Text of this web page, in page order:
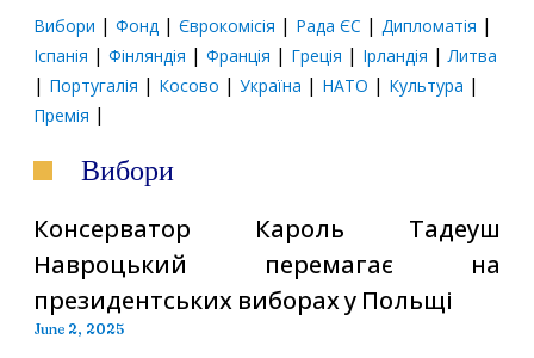
Вибори | Фонд | Єврокомісія | Рада ЄС | Дипломатія |
Іспанія | Фінляндія | Франція | Греція | Ірландія |Литва
| Португалія | Косово | Україна | НАТО | Культура |
Премія |
Вибори
Консерватор Кароль Тадеуш
Навроцький перемагає на
президентських виборах у Польщі
June 2, 2025